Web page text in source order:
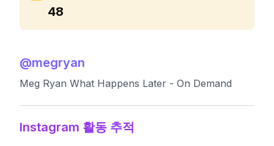
48
@megryan
Meg Ryan What Happens Later - On Demand
Instagram 활동 추적